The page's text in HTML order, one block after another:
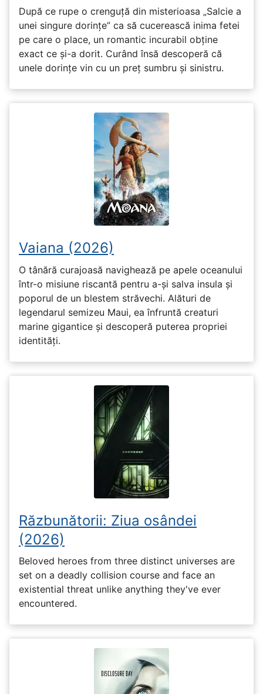
După ce rupe o crenguță din misterioasa „Salcie a
unei singure dorințe” ca să cucerească inima fetei
pe care o place, un romantic incurabil obține
exact ce și-a dorit. Curând însă descoperă că
unele dorințe vin cu un preț sumbru și sinistru.
Vaiana (2026)
O tânără curajoasă navighează pe apele oceanului
într-o misiune riscantă pentru a-și salva insula și
poporul de un blestem străvechi. Alături de
legendarul semizeu Maui, ea înfruntă creaturi
marine gigantice și descoperă puterea propriei
identități.
Răzbunătorii: Ziua osândei
(2026)
Beloved heroes from three distinct universes are
set on a deadly collision course and face an
existential threat unlike anything they've ever
encountered.